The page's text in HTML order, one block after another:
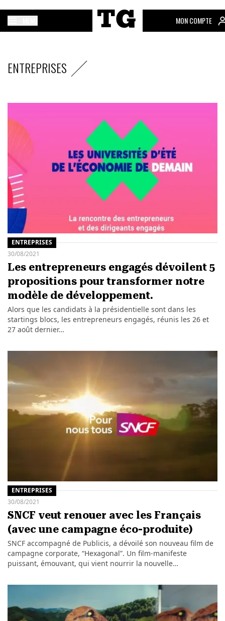
MON COMPTE
ENTREPRISES
ENTREPRISES
30/08/2021
Les entrepreneurs engagés dévoilent 5
propositions pour transformer notre
modèle de développement.
Alors que les candidats à la présidentielle sont dans les
startings blocs, les entrepreneurs engagés, réunis les 26 et
27 août dernier…
ENTREPRISES
30/08/2021
SNCF veut renouer avec les Français
(avec une campagne éco-produite)
SNCF accompagné de Publicis, a dévoilé son nouveau film de
campagne corporate, “Hexagonal”. Un film-manifeste
puissant, émouvant, qui vient nourrir la nouvelle…